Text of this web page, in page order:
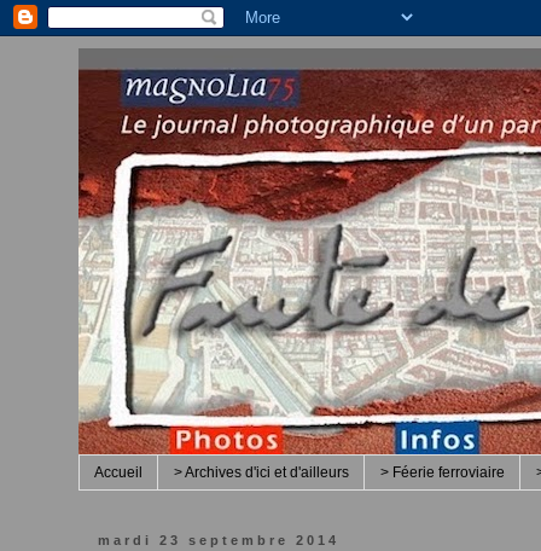
Accueil > Archives d'ici et d'ailleurs > Féerie ferroviaire
mardi 23 septembre 2014